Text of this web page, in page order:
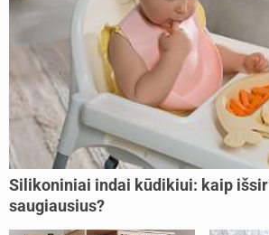
Silikoniniai indai kūdikiui: kaip
saugiausius?